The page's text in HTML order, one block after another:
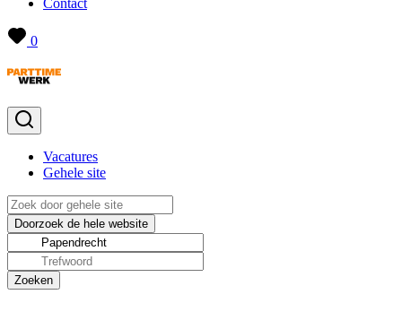
Contact
0
Vacatures
Gehele site